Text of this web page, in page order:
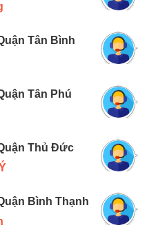
Tân Bình
Tân Phú
Thủ Đức
Bình Thạnh